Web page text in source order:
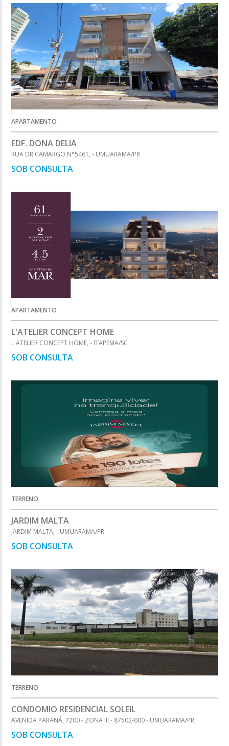
APARTAMENTO
EDF. DONA DELIA
RUA DR CAMARGO N°5461, - UMUARAMA/PR
SOB CONSULTA
APARTAMENTO
L'ATELIER CONCEPT HOME
L'ATELIER CONCEPT HOME, - ITAPEMA/SC
SOB CONSULTA
TERRENO
JARDIM MALTA
JARDIM MALTA, - UMUARAMA/PR
SOB CONSULTA
TERRENO
CONDOMIO RESIDENCIAL SOLEIL
AVENIDA PARANÁ, 7200 - ZONA III - 87502-000 - UMUARAMA/PR
SOB CONSULTA